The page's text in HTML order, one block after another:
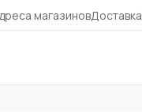
магазиновДоставка